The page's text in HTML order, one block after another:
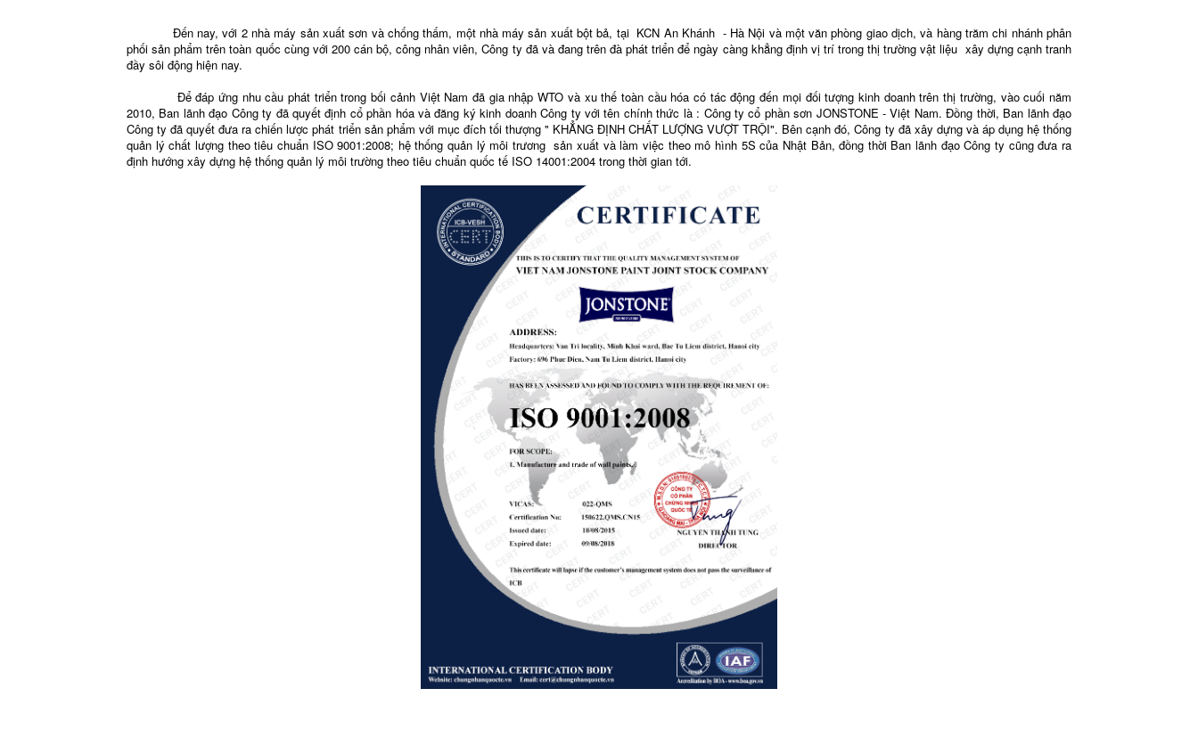
Đến nay, với 2 nhà máy sản xuất sơn và chống thấm, một nhà máy sản xuất bột bả, tại KCN An Khánh - Hà Nội và một văn phòng giao dịch, và hàng trăm chi nhánh phân
phối sản phẩm trên toàn quốc cùng với 200 cán bộ, công nhân viên, Công ty đã và đang trên đà phát triển để ngày càng khẳng định vị trí trong thị trường vật liệu xây dựng cạnh tranh
đầy sôi động hiện nay.
Để đáp ứng nhu cầu phát triển trong bối cảnh Việt Nam đã gia nhập WTO và xu thế toàn cầu hóa có tác động đến mọi đối tượng kinh doanh trên thị trường, vào cuối năm
2010, Ban lãnh đạo Công ty đã quyết định cổ phần hóa và đăng ký kinh doanh Công ty với tên chính thức là : Công ty cổ phần sơn JONSTONE - Việt Nam. Đồng thời, Ban lãnh đạo
Công ty đã quyết đưa ra chiến lược phát triển sản phẩm với mục đích tối thượng " KHẲNG ĐỊNH CHẤT LƯỢNG VƯỢT TRỘI". Bên cạnh đó, Công ty đã xây dựng và áp dụng hệ thống
quản lý chất lượng theo tiêu chuẩn ISO 9001:2008; hệ thống quản lý môi trương sản xuất và làm việc theo mô hình 5S của Nhật Bản, đồng thời Ban lãnh đạo Công ty cũng đưa ra
định hướng xây dựng hệ thống quản lý môi trường theo tiêu chuẩn quốc tế ISO 14001:2004 trong thời gian tới.